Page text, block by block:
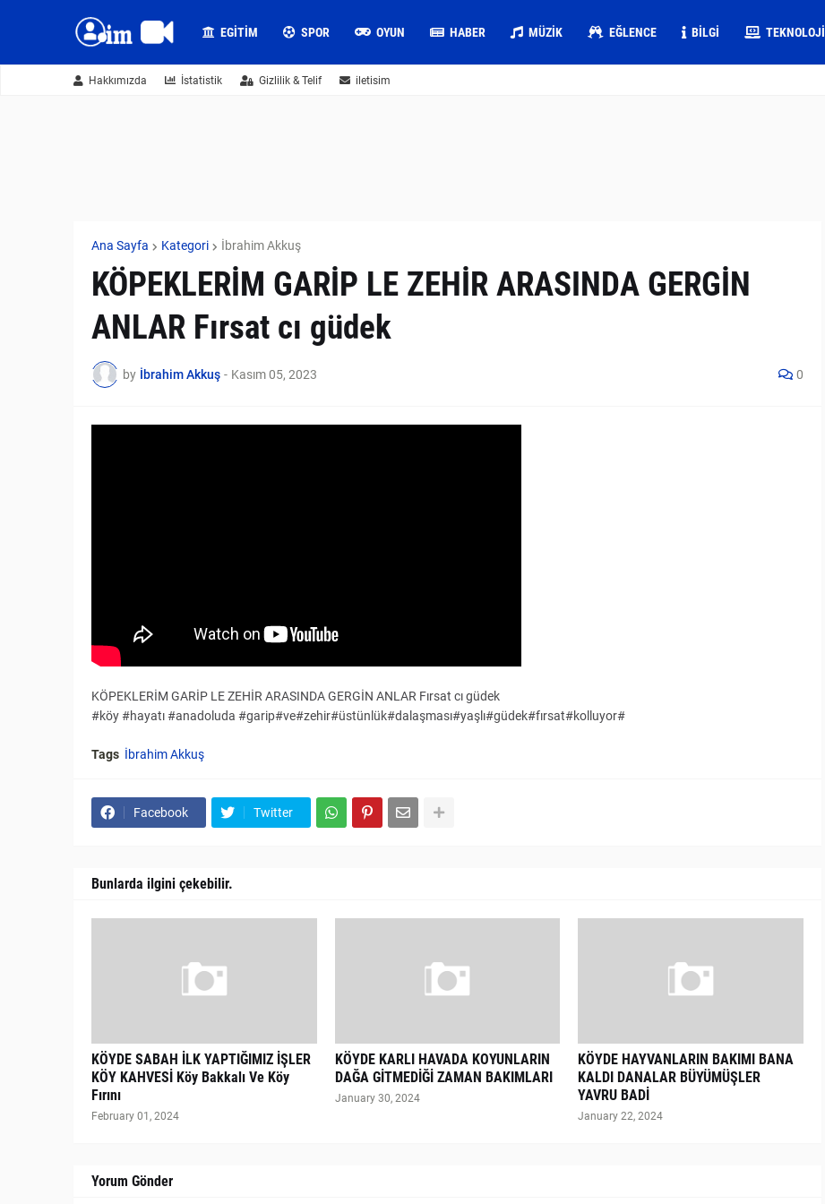
EGITIM SPOR OYUN HABER MÜZIK EĞLENCE BILGI TEKNOLOJI
Hakkımızda İstatistik Gizlilik & Telif iletisim
Ana Sayfa Kategori İbrahim Akkuş
KÖPEKLERİM GARİP LE ZEHİR ARASINDA GERGİN
ANLAR Fırsat cı güdek
by İbrahim Akkuş - Kasım 05, 2023 0
KÖPEKLERİM GARİP LE ZEHİR ARASINDA GERGİN ANLAR Fırsat cı güdek
#köy #hayatı #anadoluda #garip#ve#zehir#üstünlük#dalaşması#yaşlı#güdek#fırsat#kolluyor#
Tags İbrahim Akkuş
Facebook Twitter
Bunlarda ilgini çekebilir.
KÖYDE SABAH İLK YAPTIĞIMIZ İŞLER
KÖY KAHVESİ Köy Bakkalı Ve Köy
Fırını
February 01, 2024
KÖYDE KARLI HAVADA KOYUNLARIN
DAĞA GİTMEDİĞİ ZAMAN BAKIMLARI
January 30, 2024
KÖYDE HAYVANLARIN BAKIMI BANA
KALDI DANALAR BÜYÜMÜŞLER
YAVRU BADİ
January 22, 2024
Yorum Gönder